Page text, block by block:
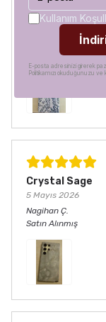
Satın Alınmış
Görür görmez
hem de koruma
için teşekkürler
Crystal Sage
5 Mayıs 2026
Nagihan Ç.
Satın Alınmış
Kullanım
E-posta adresinizi girerek
Politikamızı okuduğunuzu ve